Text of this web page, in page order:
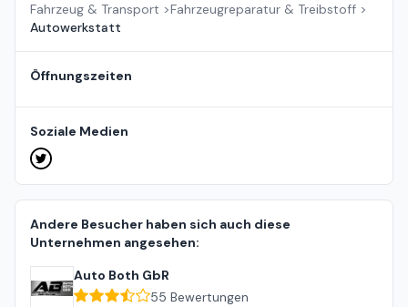
Fahrzeug & Transport >Fahrzeugreparatur & Treibstoff >
Autowerkstatt
Öffnungszeiten
Soziale Medien
Andere Besucher haben sich auch diese
Unternehmen angesehen:
Auto Both GbR
55 Bewertungen